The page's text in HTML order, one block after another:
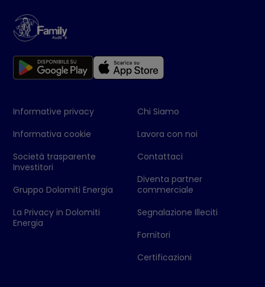
Informative privacy
Informativa cookie
Società trasparente
Investitori
Gruppo Dolomiti Energia
La Privacy in Dolomiti
Energia
Chi Siamo
Lavora con noi
Contattaci
Diventa partner
commerciale
Segnalazione Illeciti
Fornitori
Certificazioni